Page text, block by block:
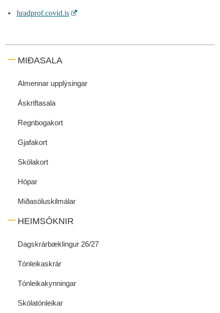
hradprof.covid.is
MIÐASALA
Almennar upplýsingar
Áskriftasala
Regnbogakort
Gjafakort
Skólakort
Hópar
Miðasöluskilmálar
HEIMSÓKNIR
Dagskrárbæklingur 26/27
Tónleikaskrár
Tónleikakynningar
Skólatónleikar